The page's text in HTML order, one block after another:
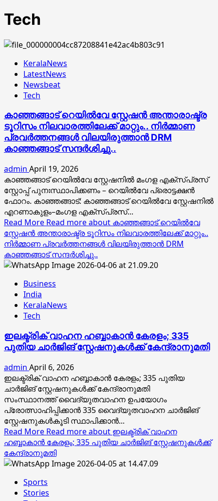
Tech
KeralaNews
LatestNews
Newsbeat
Tech
കാഞ്ഞങ്ങാട് റെയിൽവേ സ്റ്റേഷൻ അന്താരാഷ്ട്ര
ടൂറിസം നിലവാരത്തിലേക്ക് മാറ്റും.. നിർമ്മാണ
പ്രവർത്തനങ്ങൾ വിലയിരുത്താൻ DRM
കാഞ്ഞങ്ങാട് സന്ദർശിച്ചു..
admin April 19, 2026
കാഞ്ഞങ്ങാട് റെയിൽവേ സ്റ്റേഷനിൽ മംഗള എക്‌സ്പ്രസ്
സ്റ്റോപ്പ് പുനഃസ്ഥാപിക്കണം – റെയിൽവേ പ്രൊട്ടക്ഷൻ
ഫോറം. കാഞ്ഞങ്ങാട്: കാഞ്ഞങ്ങാട് റെയിൽവേ സ്റ്റേഷനിൽ
എറണാകുളം–മംഗള എക്‌സ്പ്രസ്...
Read More Read more about കാഞ്ഞങ്ങാട് റെയിൽവേ
സ്റ്റേഷൻ അന്താരാഷ്ട്ര ടൂറിസം നിലവാരത്തിലേക്ക് മാറ്റും..
നിർമ്മാണ പ്രവർത്തനങ്ങൾ വിലയിരുത്താൻ DRM
കാഞ്ഞങ്ങാട് സന്ദർശിച്ചു..
Business
India
KeralaNews
Tech
ഇലക്ട്രിക് വാഹന ഹബ്ബാകാൻ കേരളം; 335
പുതിയ ചാർജിങ് സ്റ്റേഷനുകൾക്ക് കേന്ദ്രാനുമതി
admin April 6, 2026
ഇലക്ട്രിക് വാഹന ഹബ്ബാകാൻ കേരളം; 335 പുതിയ
ചാർജിങ് സ്റ്റേഷനുകൾക്ക് കേന്ദ്രാനുമതി
സംസ്ഥാനത്ത് വൈദ്യുതവാഹന ഉപയോഗം
പ്രോത്സാഹിപ്പിക്കാൻ 335 വൈദ്യുതവാഹന ചാർജിങ്
സ്റ്റേഷനുകൾകൂടി സ്ഥാപിക്കാൻ...
Read More Read more about ഇലക്ട്രിക് വാഹന
ഹബ്ബാകാൻ കേരളം; 335 പുതിയ ചാർജിങ് സ്റ്റേഷനുകൾക്ക്
കേന്ദ്രാനുമതി
Sports
Stories